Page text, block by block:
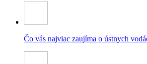
Čo vás najviac zaujíma o ústnych